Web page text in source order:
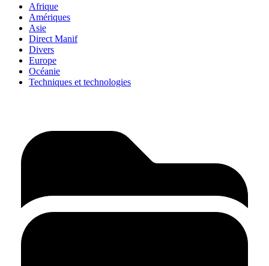
Afrique
Amériques
Asie
Direct Manif
Divers
Europe
Océanie
Techniques et technologies